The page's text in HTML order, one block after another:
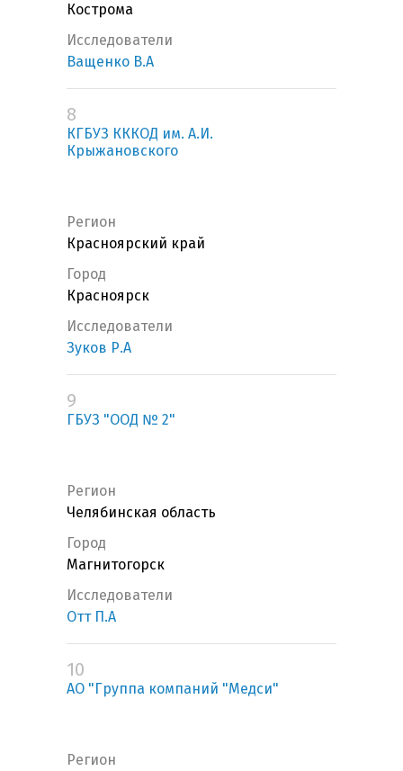
Кострома
Исследователи
Ващенко В.А
8
КГБУЗ КККОД им. А.И.
Крыжановского
Регион
Красноярский край
Город
Красноярск
Исследователи
Зуков Р.А
9
ГБУЗ "ООД № 2"
Регион
Челябинская область
Город
Магнитогорск
Исследователи
Отт П.А
10
АО "Группа компаний "Медси"
Регион